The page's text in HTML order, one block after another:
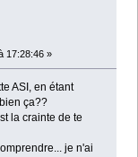
17:28:46 »
ASI, en étant
ça??
la crainte de te
je n'ai